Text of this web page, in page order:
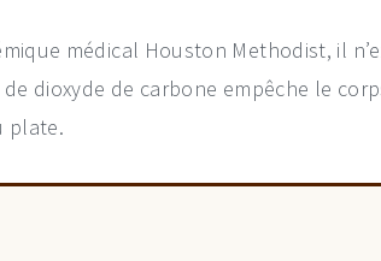
médical Houston Methodist, il
dioxyde de carbone empêche le
plate.